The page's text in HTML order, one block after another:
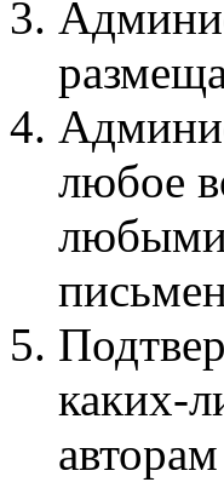
любое
любыми
каких-